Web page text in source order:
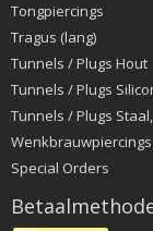
Tongpiercings
Tragus (lang)
Tunnels / Plugs Hout
Tunnels / Plugs
Tunnels / Plugs
Wenkbrauwpiercings
Special Orders